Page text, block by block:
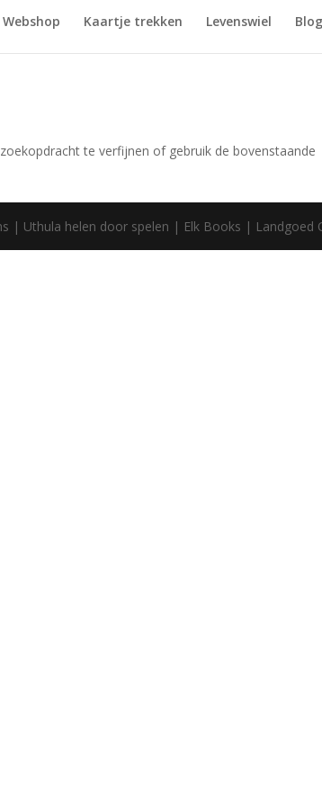
Webshop Kaartje trekken Levenswiel Blog
te verfijnen of gebruik de bovenstaande
| Uthula helen door spelen | Elk Books | Landgoed